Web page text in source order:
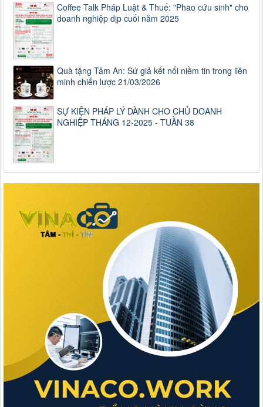
Coffee Talk Pháp Luật & Thuế: "Phao cứu sinh" cho
doanh nghiệp dịp cuối năm 2025
Quà tặng Tâm An: Sứ giả kết nối niềm tin trong liên
minh chiến lược 21/03/2026
SỰ KIỆN PHÁP LÝ DÀNH CHO CHỦ DOANH
NGHIỆP THÁNG 12-2025 - TUẦN 38